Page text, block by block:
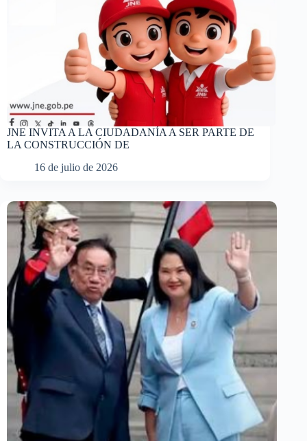
JNE INVITA A LA CIUDADANÍA A SER PARTE DE
LA CONSTRUCCIÓN DE
16 de julio de 2026